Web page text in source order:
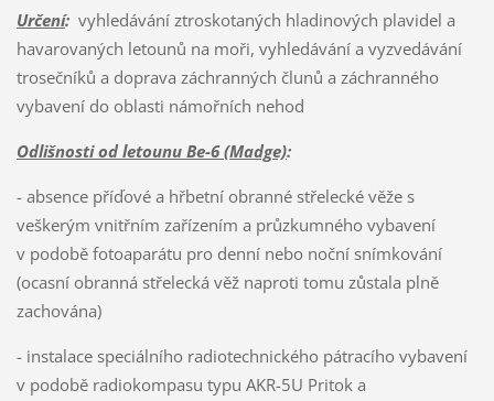
Určení:vyhledávání ztroskotaných hladinových plavidel a
havarovaných letounů na moři, vyhledávání a vyzvedávání
trosečníků a doprava záchranných člunů a záchranného
vybavení do oblasti námořních nehod
Odlišnosti od letounu Be-6 (Madge):
- absence příďové a hřbetní obranné střelecké věže s
veškerým vnitřním zařízením a průzkumného vybavení
v podobě fotoaparátu pro denní nebo noční snímkování
(ocasní obranná střelecká věž naproti tomu zůstala plně
zachována)
- instalace speciálního radiotechnického pátracího vybavení
v podobě radiokompasu typu AKR-5U Pritok a